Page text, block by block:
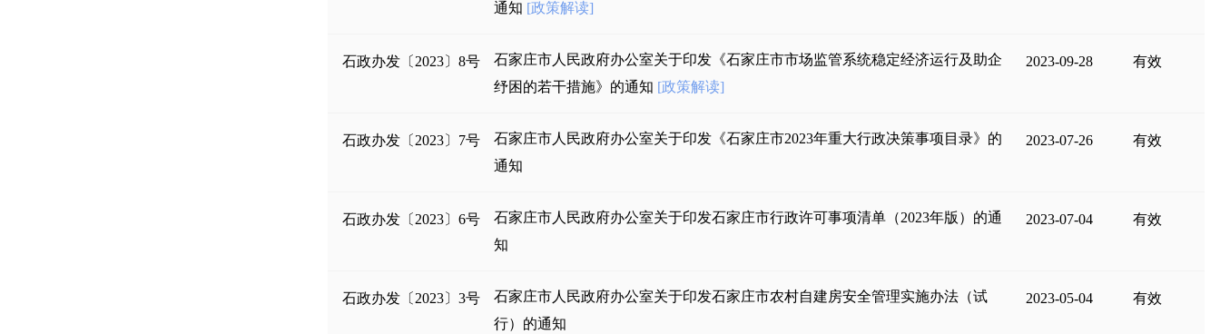
通知 [政策解读]
石政办发〔2023〕8号
石家庄市人民政府办公室关于印发《石家庄市市场监管系统稳定经济运行及助企
纾困的若干措施》的通知 [政策解读]
2023-09-28 有效
石政办发〔2023〕7号
石家庄市人民政府办公室关于印发《石家庄市2023年重大行政决策事项目录》的
通知
2023-07-26 有效
石政办发〔2023〕6号
石家庄市人民政府办公室关于印发石家庄市行政许可事项清单（2023年版）的通
知
2023-07-04 有效
石政办发〔2023〕3号
石家庄市人民政府办公室关于印发石家庄市农村自建房安全管理实施办法（试
行）的通知
2023-05-04 有效